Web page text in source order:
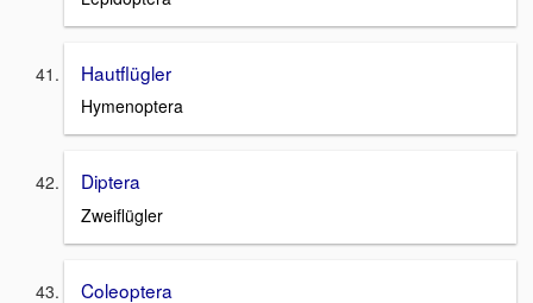
Hautflügler
Hymenoptera
Diptera
Zweiflügler
Coleoptera